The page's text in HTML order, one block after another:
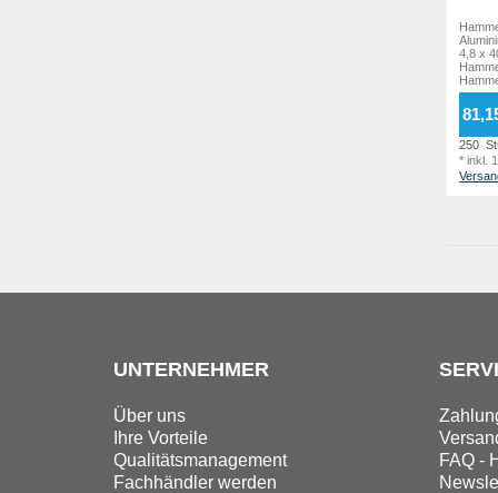
4,8 x
250
*inkl.
UNTERNEHMER
Über uns
Ihre Vorteile
Qualitätsmanagement
Fachhändler werden
FAQ -